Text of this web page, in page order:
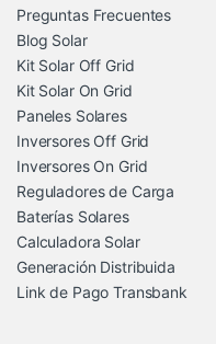
Preguntas Frecuentes
Blog Solar
Kit Solar Off Grid
Kit Solar On Grid
Paneles Solares
Inversores Off Grid
Inversores On Grid
Reguladores de Carga
Baterías Solares
Calculadora Solar
Generación Distribuida
Link de Pago Transbank